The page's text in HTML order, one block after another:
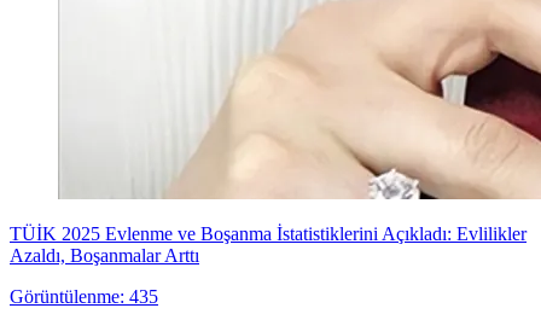
TÜİK 2025 Evlenme ve Boşanma İstatistiklerini Açıkladı: Evlilikler
Azaldı, Boşanmalar Arttı
Görüntülenme: 435